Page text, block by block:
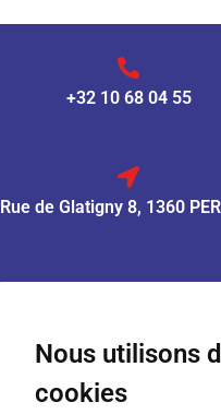
Nous utilisons
cookies
+32 10 68 04 55
Rue de Glatigny 8, 1360
: 9h00 – 13h00
Dim: Fermé